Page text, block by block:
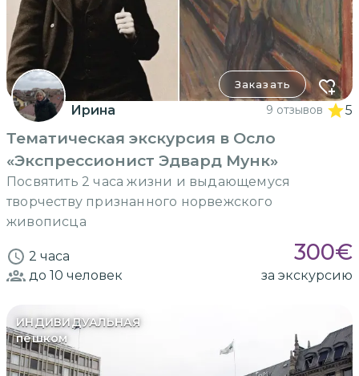
Заказать
Ирина 9 отзывов 5
Тематическая экскурсия в Осло
«Экспрессионист Эдвард Мунк»
Посвятить 2 часа жизни и выдающемуся
творчеству признанного норвежского
живописца
2 часа 300€
до 10 человек за экскурсию
ИНДИВИДУАЛЬНАЯ
пешком